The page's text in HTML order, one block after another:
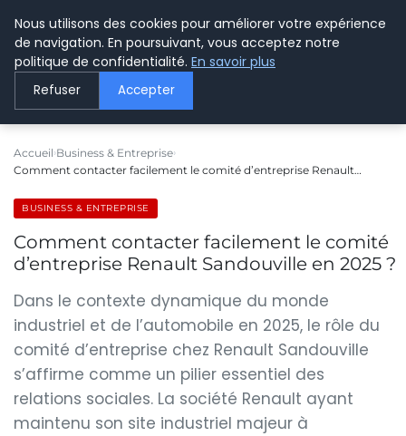
LE WEBMARKETING
Accueil Business & Entreprise
Comment contacter facilement le comité d’entreprise Renault…
BUSINESS & ENTREPRISE
Comment contacter facilement le comité
d’entreprise Renault Sandouville en 2025 ?
Dans le contexte dynamique du monde
industriel et de l’automobile en 2025, le rôle du
comité d’entreprise chez Renault Sandouville
s’affirme comme un pilier essentiel des
relations sociales. La société Renault ayant
maintenu son site industriel majeur à
Nous utilisons des cookies pour améliorer votre expérience
de navigation. En poursuivant, vous acceptez notre
politique de confidentialité. En savoir plus
Refuser Accepter